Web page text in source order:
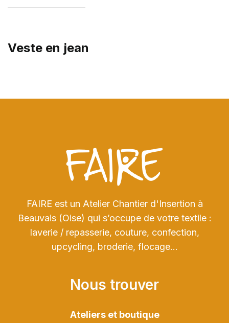
Veste en jean
FAIRE est un Atelier Chantier d'Insertion à
Beauvais (Oise) qui s’occupe de votre textile :
laverie / repasserie, couture, confection,
upcycling, broderie, flocage…
Nous trouver
Ateliers et boutique